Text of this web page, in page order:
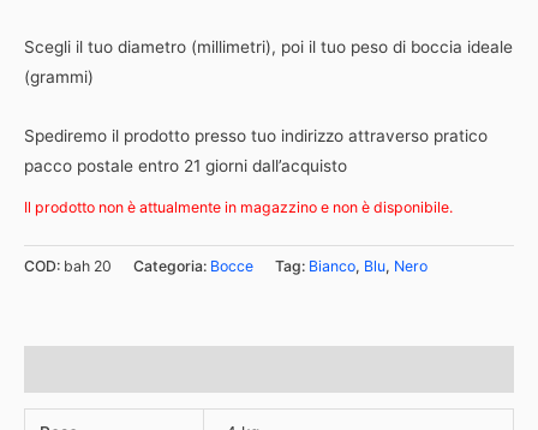
Scegli il tuo diametro (millimetri), poi il tuo peso di boccia ideale
(grammi)
Spediremo il prodotto presso tuo indirizzo attraverso pratico
pacco postale entro 21 giorni dall’acquisto
Il prodotto non è attualmente in magazzino e non è disponibile.
COD: bah 20 Categoria: Bocce Tag: Bianco, Blu, Nero